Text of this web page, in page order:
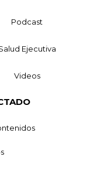
Podcast
Ejecutiva
Videos